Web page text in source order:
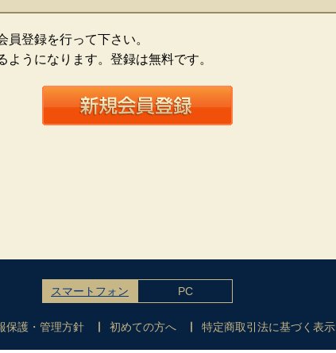
登録を行って下さい。
うになります。登録は無料です。
スマートフォン PC
保護・管理方針 初めての方へ 特定商取引法に基づく表示